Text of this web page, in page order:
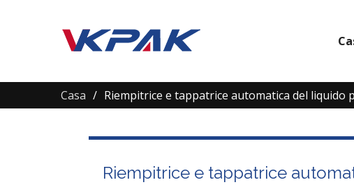
Casa Riempitrice e tappatrice automatica del liquido
Riempitrice e tappatrice